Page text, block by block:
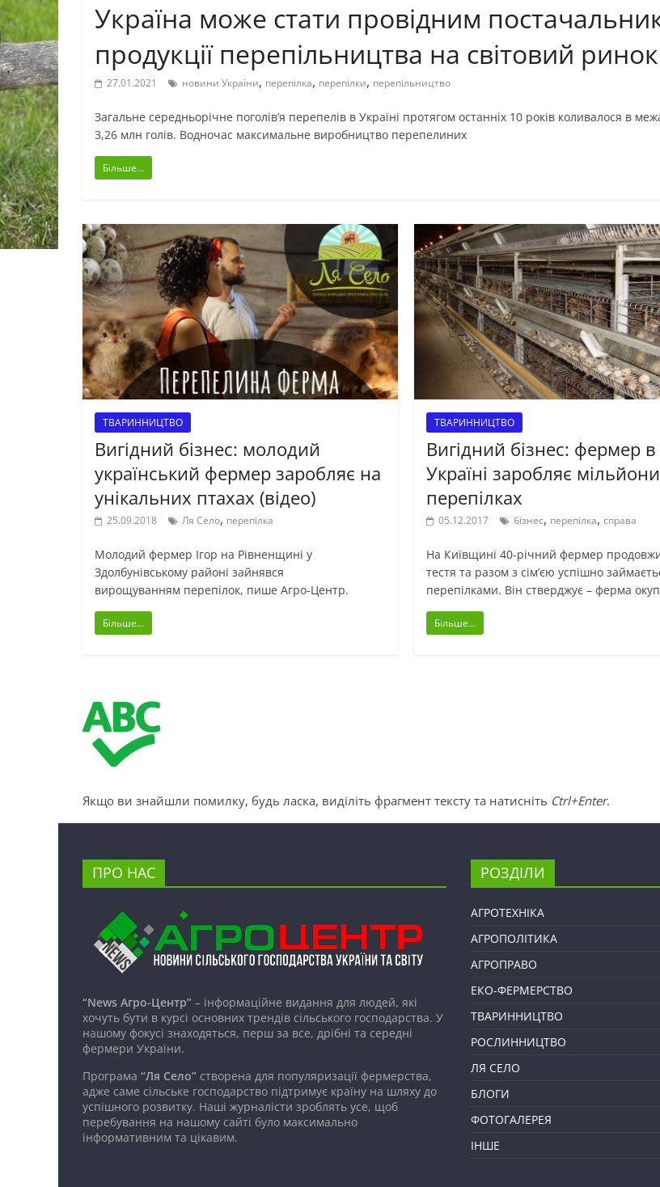
Україна може стати провідним
продукції перепільництва на світовий ринок
27.01.2021 новини України, перепілка, перепілки, перепільництво
Загальне середньорічне поголів’я перепелів в Україні протягом останніх 10 років коливалося в
3,26 млн голів. Водночас максимальне виробництво перепелиних
Більше...
ТВАРИННИЦТВО
Вигідний бізнес: молодий
український фермер заробляє на
унікальних птахах (відео)
25.09.2018 Ля Село, перепілка
Молодий фермер Ігор на Рівненщині у
Здолбунівському районі зайнявся
вирощуванням перепілок, пише Агро-Центр.
Більше...
ТВАРИННИЦТВО
Вигідний бізнес: фермер в
Україні заробляє
перепілках
05.12.2017 бізнес, перепілка,справа
На Київщині 40-річний фермер
тестя та разом з сім’єю успішно
перепілками. Він стверджує – ферма
Більше...
Якщо ви знайшли помилку, будь ласка, виділіть фрагмент тексту та натисніть Ctrl+Enter.
ПРО НАС
“News Агро-Центр” – інформаційне видання для людей, які
хочуть бути в курсі основних трендів сільського господарства. У
нашому фокусі знаходяться, перш за все, дрібні та середні
фермери України.
Програма “Ля Село” створена для популяризації фермерства,
адже саме сільське господарство підтримує країну на шляху до
успішного розвитку. Наші журналісти зроблять усе, щоб
перебування на нашому сайті було максимально
інформативним та цікавим.
РОЗДІЛИ
АГРОТЕХНІКА
АГРОПОЛІТИКА
АГРОПРАВО
ЕКО-ФЕРМЕРСТВО
ТВАРИННИЦТВО
РОСЛИННИЦТВО
ЛЯ СЕЛО
БЛОГИ
ФОТОГАЛЕРЕЯ
ІНШЕ